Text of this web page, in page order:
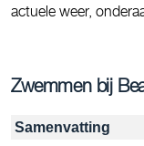
actuele weer,
Zwemmen bij
Samenvatting